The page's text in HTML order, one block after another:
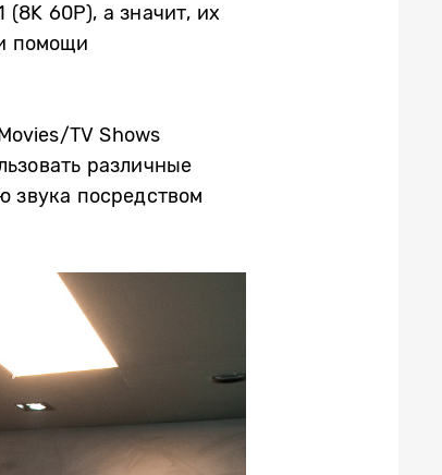
60P), а значит, их
помощи
TV Shows
различные
звука посредством